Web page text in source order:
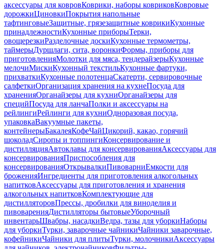
аксессуары для ковровКоврики, наборы ковриковКовровые
дорожкиЦиновкиПокрытия напольные
тафтинговыеЗащитные, грязезащитные коврикиКухонные
принадлежностиКухонные приборыТерки,
овощерезкиРазделочные доскиКухонные термометры,
таймерыДуршлаги, сита, воронкиФормы, приборы для
приготовленияМолотки для мяса, тендерайзерыКухонные
мелочиМискиКухонный текстильКухонные фартуки,
прихваткиКухонные полотенцаСкатерти, сервировочные
салфеткиОрганизация хранения на кухнеПосуда для
храненияОрганайзеры для кухниОрганайзеры для
специйПосуда для ланчаПолки и аксессуары на
рейлингиРейлинги для кухниОдноразовая посуда,
упаковкаВакуумные пакеты,
контейнерыБакалеяКофеЧайЦикорий, какао, горячий
шоколадСиропы и топпингиКонсервирование и
дистилляцияАвтоклавы для консервированияАксессуары для
консервированияПриспособления для
консервированияОткрывалкиПивоварниЕмкости для
броженияИнгредиенты для приготовления алкогольных
напитковАксессуары для приготовления и хранения
алкогольных напитковКомплектующие для
дистилляторовПрессы, дробилки для виноделия и
пивоваренияДистилляторы бытовыеУборочный
инвентарьШвабры, насадкиВедра, тазы для уборкиНаборы
для уборкиТурки, заварочные чайникиЧайники заварочные,
кофейникиЧайники для плитыТурки, молочникиАксессуары